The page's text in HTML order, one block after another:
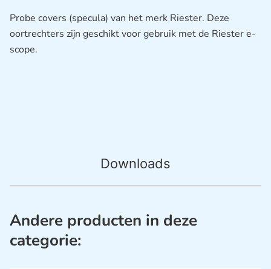
Downloads
Probe covers (specula) van het merk Riester. Deze
oortrechters zijn geschikt voor gebruik met de Riester e-
scope.
Andere producten in deze
categorie: